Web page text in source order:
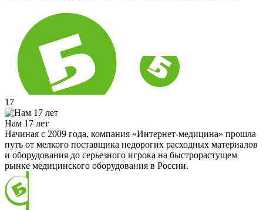
17
Нам 17 лет
Начиная с 2009 года, компания «Интернет-медицина» прошла
путь от мелкого поставщика недорогих расходных материалов
и оборудования до серьезного игрока на быстрорастущем
рынке медицинского оборудования в России.